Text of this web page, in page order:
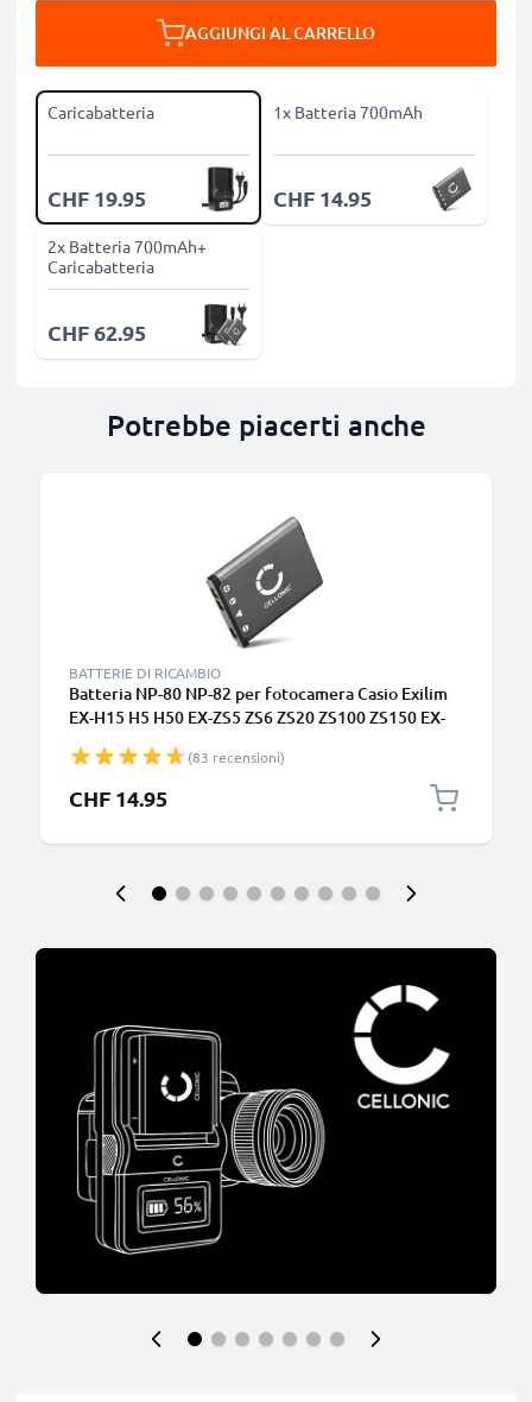
AGGIUNGI AL CARRELLO
Caricabatteria
CHF 19.95
1x Batteria 700mAh
CHF 14.95
2x Batteria 700mAh+
Caricabatteria
CHF 62.95
Potrebbe piacerti anche
BATTERIE DI RICAMBIO
Batteria NP-80 NP-82 per fotocamera Casio Exilim
EX-H15 H5 H50 EX-ZS5 ZS6 ZS20 ZS100 ZS150 EX-
QV-R200 Affidabile ricambio da 700mAh, marca
CELLONIC
(83 recensioni)
CHF 14.95